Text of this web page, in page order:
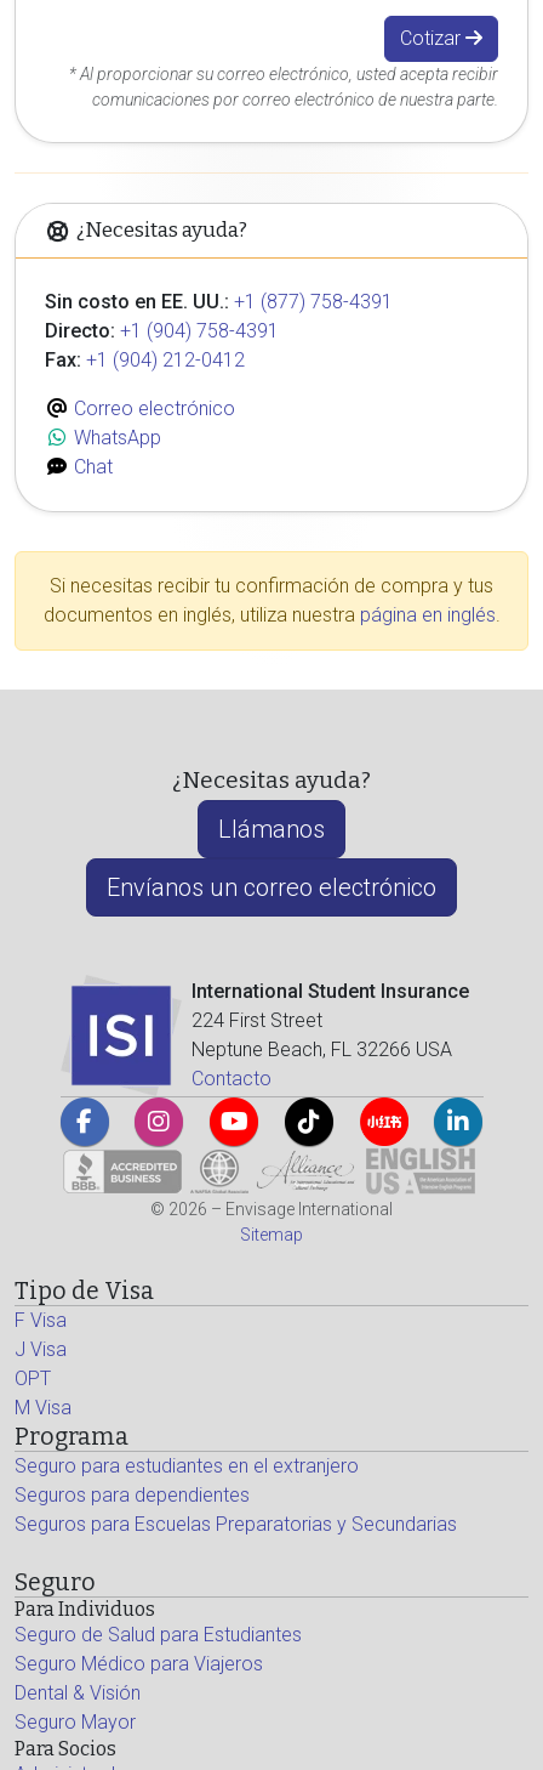
Cotizar
* Al proporcionar su correo electrónico, usted acepta recibir
comunicaciones por correo electrónico de nuestra parte.
¿Necesitas ayuda?
Sin costo en EE. UU.: +1 (877) 758-4391
Directo: +1 (904) 758-4391
Fax: +1 (904) 212-0412
Correo electrónico
WhatsApp
Chat
Si necesitas recibir tu confirmación de compra y tus
documentos en inglés, utiliza nuestra página en inglés.
¿Necesitas ayuda?
Llámanos
Envíanos un correo electrónico
International Student Insurance
224 First Street
Neptune Beach, FL 32266 USA
Contacto
© 2026 – Envisage International
Sitemap
Tipo de Visa
F Visa
J Visa
OPT
M Visa
Programa
Seguro para estudiantes en el extranjero
Seguros para dependientes
Seguros para Escuelas Preparatorias y Secundarias
Seguro
Para Individuos
Seguro de Salud para Estudiantes
Seguro Médico para Viajeros
Dental & Visión
Seguro Mayor
Para Socios